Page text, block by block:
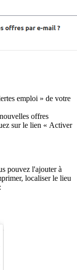
emploi » de votre
offres
sur le lien « Activer
pouvez l'ajouter à
localiser le lieu